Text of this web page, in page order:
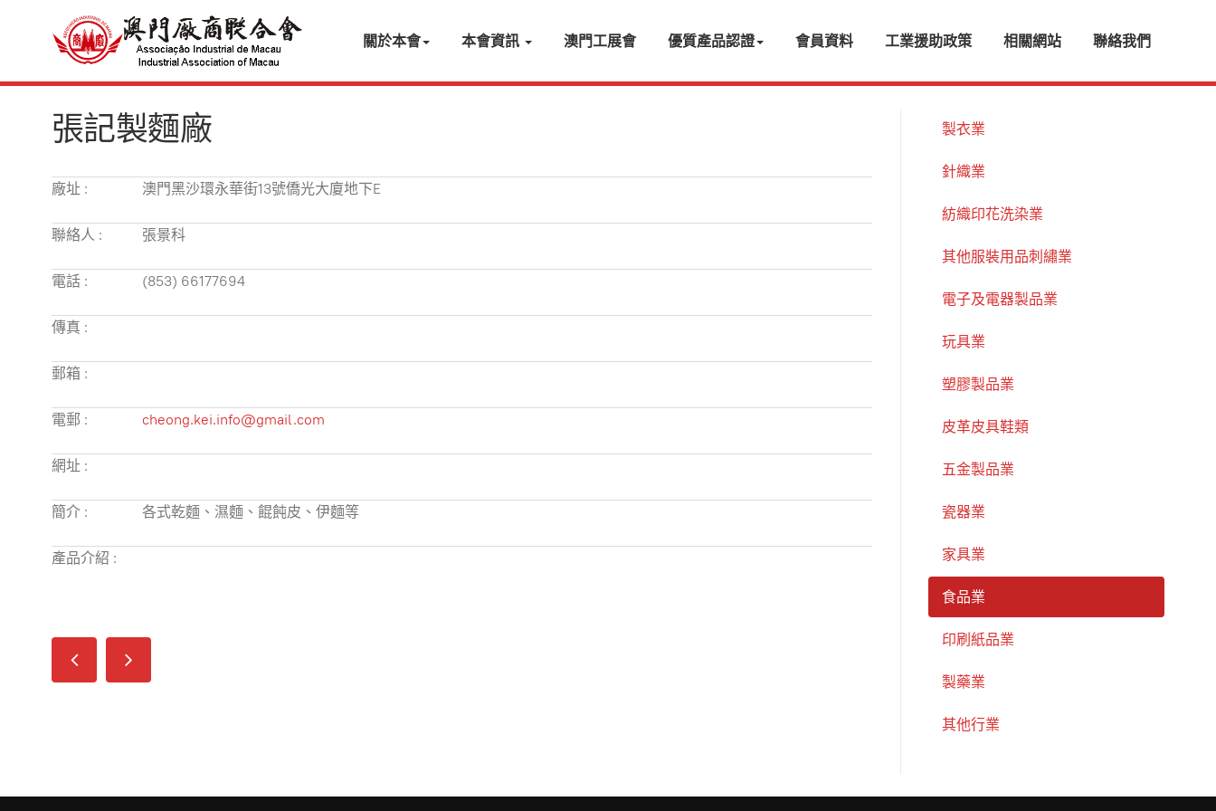
關於本會 本會資訊 澳門工展會 優質產品認證 會員資料 工業援助政策 相關網站 聯絡我們
張記製麵廠
廠址 : 澳門黑沙環永華街13號僑光大廈地下E
聯絡人 : 張景科
電話 : (853) 66177694
傳真 :
郵箱 :
電郵 : cheong.kei.info@gmail.com
網址 :
簡介 : 各式乾麵、濕麵、餛飩皮、伊麵等
產品介紹 :
製衣業
針織業
紡織印花洗染業
其他服裝用品刺繡業
電子及電器製品業
玩具業
塑膠製品業
皮革皮具鞋類
五金製品業
瓷器業
家具業
食品業
印刷紙品業
製藥業
其他行業